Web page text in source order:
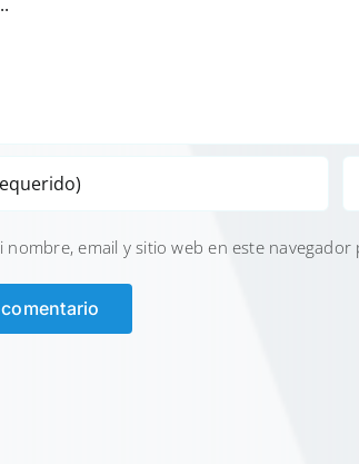
nombre, email y sitio web en este